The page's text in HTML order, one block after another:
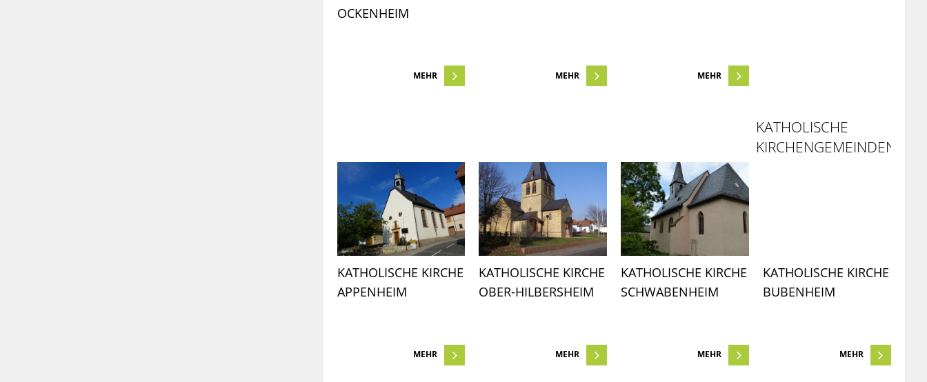
OCKENHEIM
MEHR MEHR MEHR
KATHOLISCHE
KIRCHENGEMEINDEN
KATHOLISCHE KIRCHE
APPENHEIM
MEHR
KATHOLISCHE KIRCHE
OBER-HILBERSHEIM
MEHR
KATHOLISCHE KIRCHE
SCHWABENHEIM
MEHR
KATHOLISCHE KIRCHE
BUBENHEIM
MEHR